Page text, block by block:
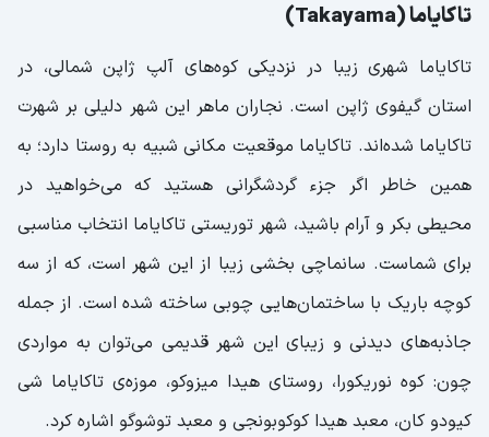
تاکایاما (Takayama)
تاکایاما شهری زیبا در نزدیکی کوه‌‌های آلپ ژاپن شمالی، در
استان گیفوی ژاپن است. نجاران ماهر این شهر دلیلی بر شهرت
تاکایاما شده‌اند. تاکایاما موقعیت مکانی شبیه به روستا دارد؛ به
همین خاطر اگر جزء گردشگرانی هستید که می‌خواهید در
محیطی بکر و آرام باشید، شهر توریستی تاکایاما انتخاب مناسبی
برای شماست. سانماچی بخشی زیبا از این شهر است، که از سه
کوچه باریک با ساختمان‌‌هایی چوبی ساخته شده است. از جمله
جاذبه‌‌‌های دیدنی و زیبای این شهر قدیمی می‌توان به مواردی
چون: کوه نوریکورا، روستای هیدا میزوکو، موزه‌ی تاکایاما شی
کیودو کان، معبد هیدا کوکوبونجی و معبد توشوگو اشاره کرد.